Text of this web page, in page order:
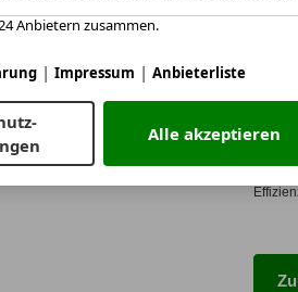
48
CO -
Anbietern zusammen.
| Impressum | Anbieterliste
Alle akzeptieren